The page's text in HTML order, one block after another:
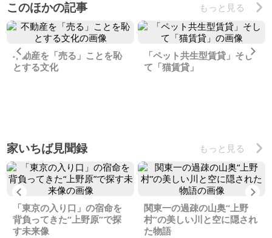
このほかの記事 もっと見る
Previous
不動産を「売る」ことを恥
とする文化
「ペット共生型賃貸」そし
て「猫賃貸」
家いちば見聞録 もっと見る
Previous
「東京の入り口」の宿命を
背負ってきた“上野原”で探
す未来像
関東一の過疎の山奥“上野
村”の美しい川と空に隠され
た物語